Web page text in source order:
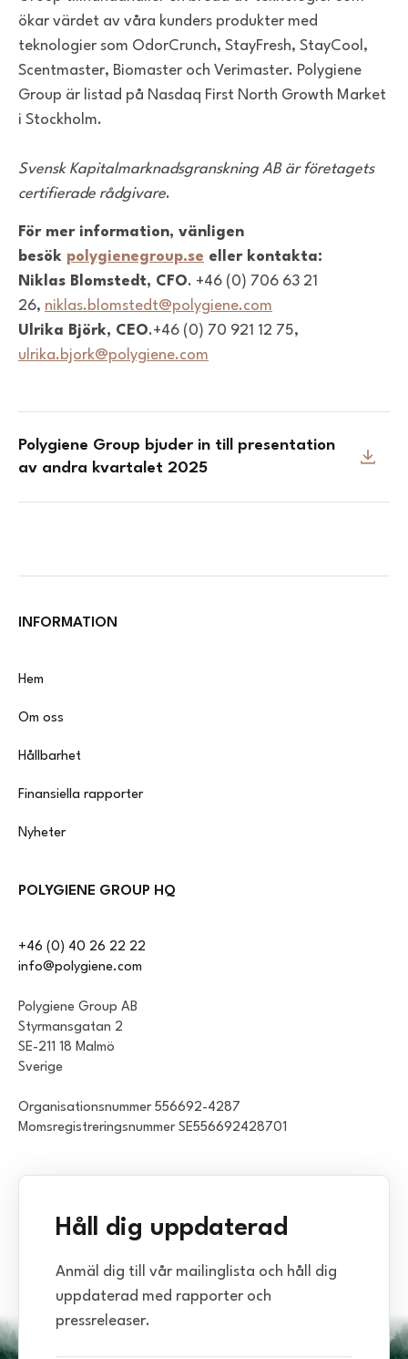
ökar värdet av våra kunders produkter med
teknologier som OdorCrunch, StayFresh, StayCool,
Scentmaster, Biomaster och Verimaster. Polygiene
Group är listad på Nasdaq First North Growth Market
i Stockholm.
Svensk Kapitalmarknadsgranskning AB är företagets
certifierade rådgivare.
För mer information, vänligen
besök polygienegroup.se eller kontakta:
Niklas Blomstedt, CFO. +46 (0) 706 63 21
26, niklas.blomstedt@polygiene.com
Ulrika Björk, CEO.+46 (0) 70 921 12 75,
ulrika.bjork@polygiene.com
Polygiene Group bjuder in till presentation
av andra kvartalet 2025
INFORMATION
Hem
Om oss
Hållbarhet
Finansiella rapporter
Nyheter
POLYGIENE GROUP HQ
+46 (0) 40 26 22 22
info@polygiene.com
Polygiene Group AB
Styrmansgatan 2
SE-211 18 Malmö
Sverige
Organisationsnummer 556692-4287
Momsregistreringsnummer SE556692428701
Håll dig uppdaterad
Anmäl dig till vår mailinglista och håll dig
uppdaterad med rapporter och
pressreleaser.